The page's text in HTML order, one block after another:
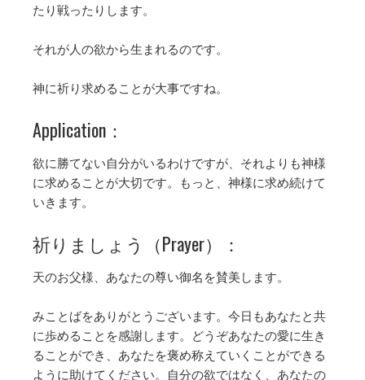
たり戦ったりします。
それが人の欲から生まれるのです。
神に祈り求めることが大事ですね。
Application：
欲に勝てない自分がいるわけですが、それよりも神様
に求めることが大切です。もっと、神様に求め続けて
いきます。
祈りましょう（Prayer）：
天のお父様、あなたの尊い御名を賛美します。
みことばをありがとうございます。今日もあなたと共
に歩めることを感謝します。どうぞあなたの愛に生き
ることができ、あなたを褒め称えていくことができる
ように助けてください。自分の欲ではなく、あなたの